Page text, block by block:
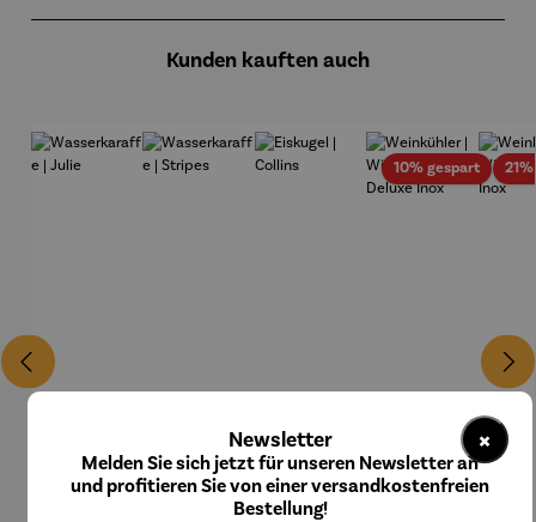
Kunden kauften auch
10% gespartRabatt
×
Newsletter
Melden Sie sich jetzt für unseren Newsletter an
und profitieren Sie von einer versandkostenfreien
Bestellung!